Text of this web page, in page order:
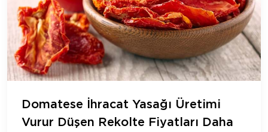
Domatese İhracat Yasağı Üretimi
Vurur Düşen Rekolte Fiyatları Daha